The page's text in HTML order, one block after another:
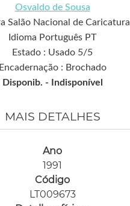
Osvaldo de Sousa
Salão Nacional de Caricatura
Idioma Português PT
Estado : Usado 5/5
Encadernação : Brochado
Disponib. - Indisponível
MAIS DETALHES
Ano
1991
Código
LT009673